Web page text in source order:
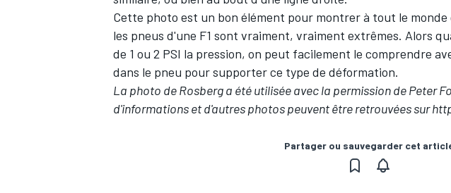
Cette photo est un bon élément pour montrer à tout le
les pneus d'une F1 sont vraiment, vraiment extrêmes. Alors
de 1 ou 2 PSI la pression, on peut facilement le comprendre
dans le pneu pour supporter ce type de déformation.
La photo de Rosberg a été utilisée avec la permission de Peter
d'informations et d'autres photos peuvent être retrouvées sur
Partager ou sauvegarder cet